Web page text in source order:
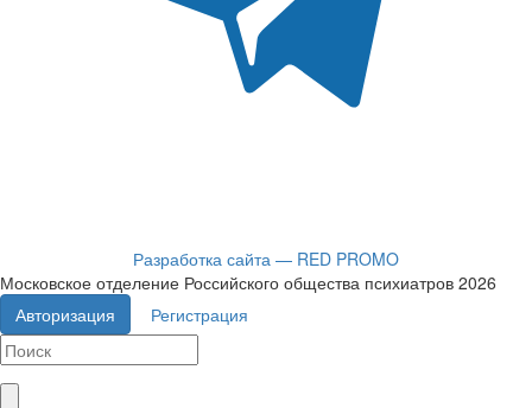
Разработка сайта — RED PROMO
Московское отделение Российского общества психиатров 2026
Авторизация
Регистрация